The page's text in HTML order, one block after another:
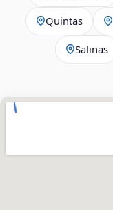
Quintas
Salinas